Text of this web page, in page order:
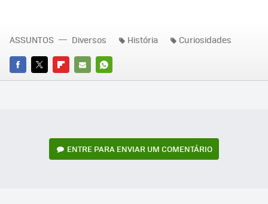
FACEBOOK
TWITTERFLIPBOARD
E-
WHATSAPP
ASSUNTOS Diversos História Curiosidades
ENTRE PARA ENVIAR UM COMENTÁRIO